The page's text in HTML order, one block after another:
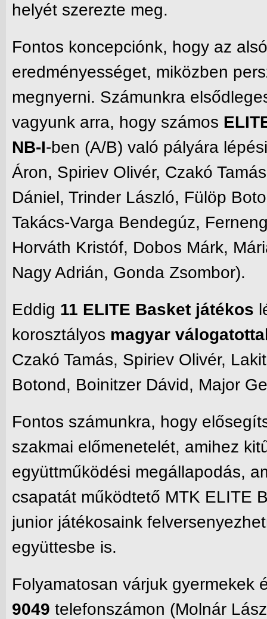
helyét szerezte meg.
Fontos koncepciónk, hogy az
eredményességet, miközben
megnyerni. Számunkra
vagyunk arra, hogy számos
NB-I-ben (A/B) való pályára
Áron, Spiriev Olivér, Czakó
Dániel, Trinder László, Fülöp
Takács-Varga Bendegúz,
Horváth Kristóf, Dobos Márk,
Nagy Adrián, Gonda Zsombor).
Eddig 11 ELITE Basket játékos
korosztályos magyar
Czakó Tamás, Spiriev Olivér,
Botond, Boinitzer Dávid, Major
Fontos számunkra, hogy
szakmai előmenetelét, amihez
együttműködési megállapodás,
csapatát működtető MTK ELITE
junior játékosaink
együttesbe is.
Folyamatosan várjuk gyermekek
9049 telefonszámon (Molnár